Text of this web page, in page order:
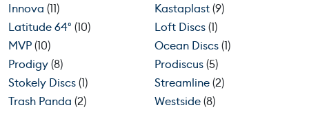
Innova (11) Kastaplast(9)
Latitude 64° (10) Loft Discs(1)
MVP(10) Ocean Discs(1)
Prodigy(8) Prodiscus(5)
Stokely Discs(1) Streamline(2)
Trash Panda (2) Westside(8)